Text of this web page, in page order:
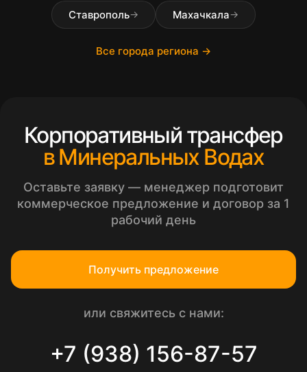
Ставрополь→ Махачкала→
Все города региона →
Корпоративный трансфер
в Минеральных Водах
Оставьте заявку — менеджер подготовит
коммерческое предложение и договор за 1
рабочий день
Получить предложение
или свяжитесь с нами:
+7 (938) 156-87-57